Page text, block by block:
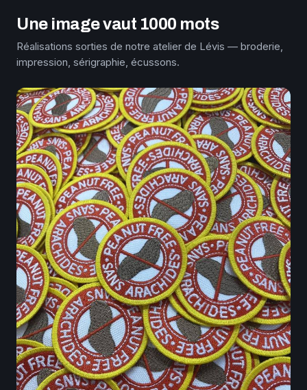
Une image vaut 1000 mots
Réalisations sorties de notre atelier de Lévis — broderie,
impression, sérigraphie, écussons.